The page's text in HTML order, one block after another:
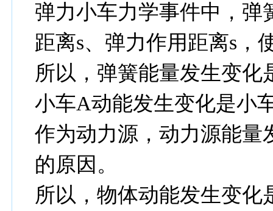
弹力小车力学事件中，弹
距离s、弹力作用距离s，
所以，弹簧能量发生变
小车A动能发生变化是小
作为动力源，动力源能量
的原因。
所以，物体动能发生变